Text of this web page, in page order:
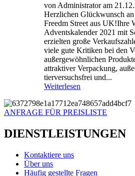
von Administrator am
Herzlichen Glückwunsch
Freedm Street aus UK!Ihre
Adventskalender 2021 mit
erzielten große
viele gute Kritiken bei den
außergewöhnlichen
attraktiver Verpackung,
tierversuchsfrei und...
Weiterlesen
ANFRAGE FÜR PREISLISTE
DIENSTLEISTUNGEN
Kontaktiere uns
Über uns
Häufig gestellte Fragen